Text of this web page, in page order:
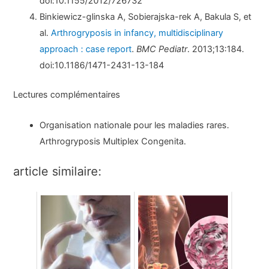
Binkiewicz-glinska A, Sobierajska-rek A, Bakula S, et
al.Arthrogryposis in infancy, multidisciplinary
approach : case report.BMC Pediatr. 2013;13:184.
doi:10.1186/1471-2431-13-184
Lectures complémentaires
Organisation nationale pour les maladies rares.
Arthrogryposis Multiplex Congenita.
article similaire: